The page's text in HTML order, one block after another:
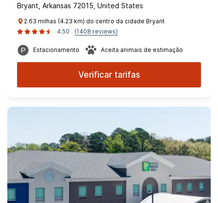
Bryant, Arkansas 72015, United States
2.63 milhas (4.23 km) do centro da cidade Bryant
4.50
(1408 reviews)
Estacionamento Aceita animais de estimação
Verificar tarifas